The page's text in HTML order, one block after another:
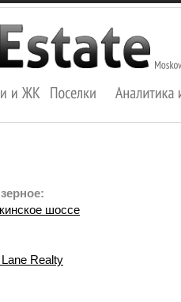
шоссе
Realty